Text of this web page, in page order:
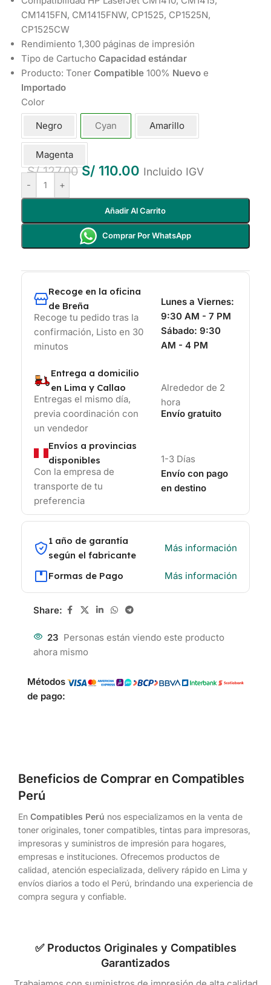
CM1415FN, CM1415FNW, CP1525, CP1525N,
CP1525CW
Rendimiento 1,300 páginas de impresión
Tipo de Cartucho Capacidad estándar
Producto: Toner Compatible 100% Nuevo e
Importado
Color
Negro Cyan Amarillo
Magenta
S/127.00 S/ 110.00 Incluido IGV
- +
Añadir Al Carrito
Comprar Por WhatsApp
Recoge en la oficina
de Breña
Recoge tu pedido tras la
confirmación, Listo en 30
minutos
Lunes a Viernes:
9:30 AM - 7 PM
Sábado: 9:30
AM - 4 PM
Entrega a domicilio
en Lima y Callao
Entregas el mismo día,
previa coordinación con
un vendedor
Alrededor de 2
hora
Envío gratuito
Envíos a provincias
disponibles
Con la empresa de
transporte de tu
preferencia
1-3 Días
Envío con pago
en destino
1 año de garantía
según el fabricante
Más información
Formas de Pago Más información
Share:
23 Personas están viendo este producto
ahora mismo
Métodos
de pago:
Beneficios de Comprar en Compatibles
Perú
En Compatibles Perú nos especializamos en la venta de
toner originales, toner compatibles, tintas para impresoras,
impresoras y suministros de impresión para hogares,
empresas e instituciones. Ofrecemos productos de
calidad, atención especializada, delivery rápido en Lima y
envíos diarios a todo el Perú, brindando una experiencia de
compra segura y confiable.
✅ Productos Originales y Compatibles
Garantizados